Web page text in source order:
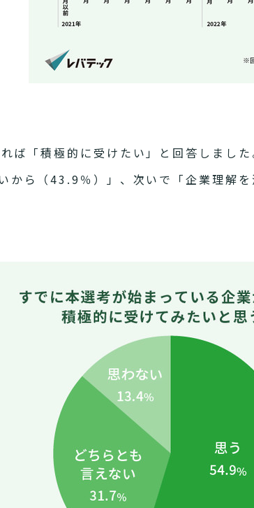
ば「積極的に受けたい」と回答しまし
から（43.9％）」、次いで「企業理解